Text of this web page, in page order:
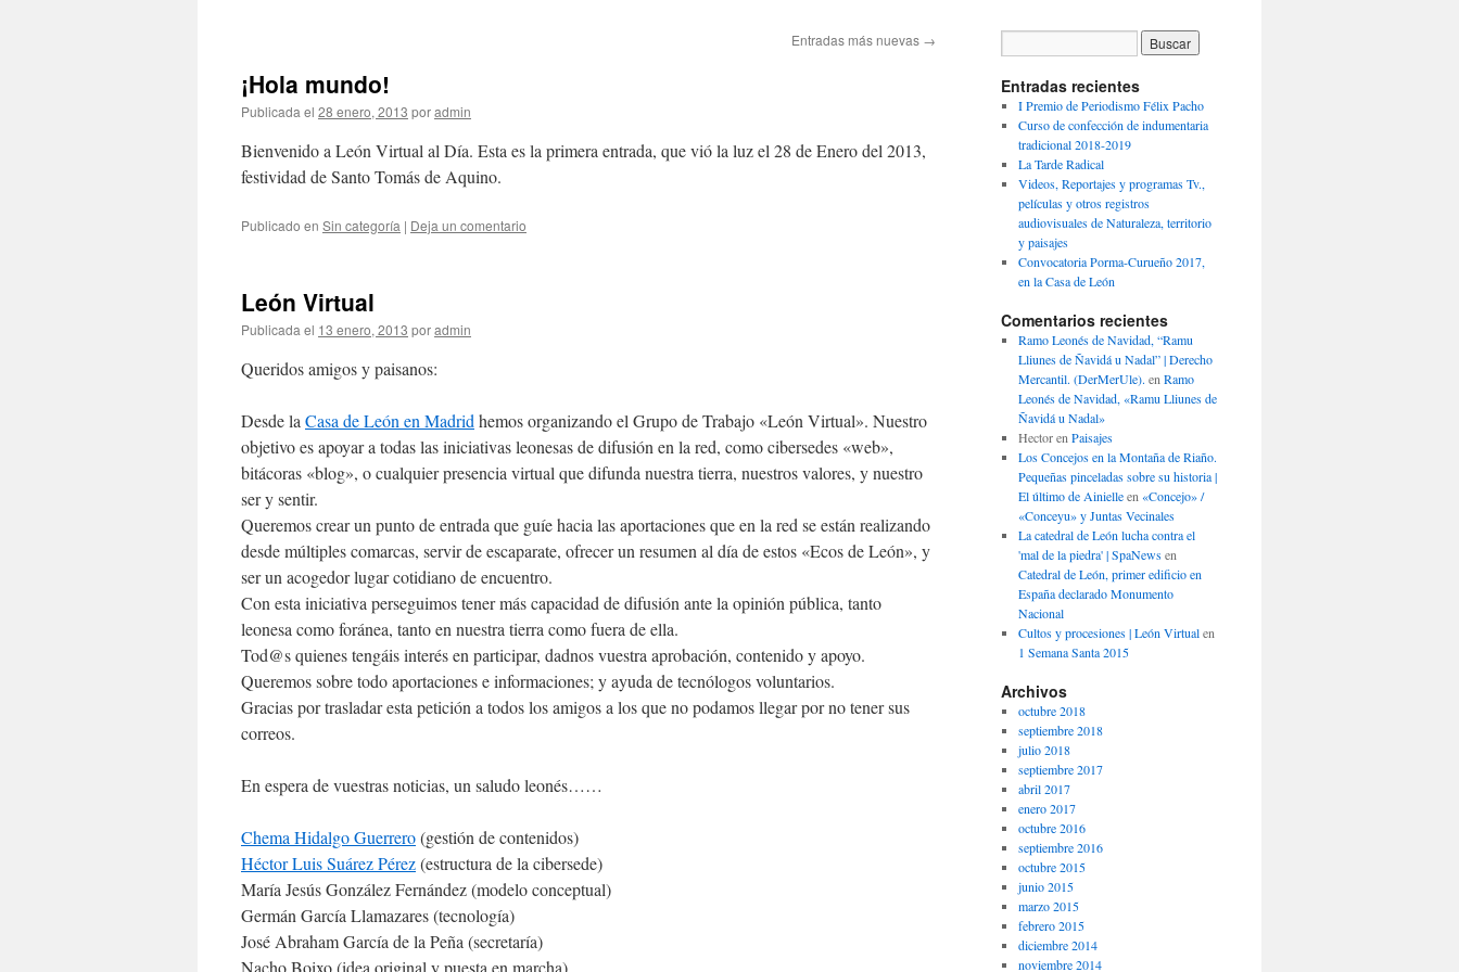
Entradas más nuevas →
¡Hola mundo!
Publicada el 28 enero, 2013 poradmin
Bienvenido a León Virtual al Día. Esta es la primera entrada, que vió la luz el 28 de Enero del 2013,
festividad de Santo Tomás de Aquino.
Publicado en Sin categoría | Deja un comentario
León Virtual
Publicada el 13 enero, 2013 poradmin
Queridos amigos y paisanos:
Desde la Casa de León en Madrid hemos organizando el Grupo de Trabajo «León Virtual». Nuestro
objetivo es apoyar a todas las iniciativas leonesas de difusión en la red, como cibersedes «web»,
bitácoras «blog», o cualquier presencia virtual que difunda nuestra tierra, nuestros valores, y nuestro
ser y sentir.
Queremos crear un punto de entrada que guíe hacia las aportaciones que en la red se están realizando
desde múltiples comarcas, servir de escaparate, ofrecer un resumen al día de estos «Ecos de León», y
ser un acogedor lugar cotidiano de encuentro.
Con esta iniciativa perseguimos tener más capacidad de difusión ante la opinión pública, tanto
leonesa como foránea, tanto en nuestra tierra como fuera de ella.
Tod@s quienes tengáis interés en participar, dadnos vuestra aprobación, contenido y apoyo.
Queremos sobre todo aportaciones e informaciones; y ayuda de tecnólogos voluntarios.
Gracias por trasladar esta petición a todos los amigos a los que no podamos llegar por no tener sus
correos.
En espera de vuestras noticias, un saludo leonés……
Chema Hidalgo Guerrero(gestión de contenidos)
Héctor Luis Suárez Pérez(estructura de la cibersede)
María Jesús González Fernández (modelo conceptual)
Germán García Llamazares (tecnología)
José Abraham García de la Peña (secretaría)
Nacho Boixo (idea original y puesta en marcha)
Entradas recientes
I Premio de Periodismo Félix Pacho
Curso de confección de indumentaria
tradicional 2018-2019
La Tarde Radical
Videos, Reportajes y programas Tv.,
películas y otros registros
audiovisuales de Naturaleza, territorio
y paisajes
Convocatoria Porma-Curueño 2017,
en la Casa de León
Comentarios recientes
Ramo Leonés de Navidad, “Ramu
Lliunes de Ñavidá u Nadal” | Derecho
Mercantil. (DerMerUle). en Ramo
Leonés de Navidad, «Ramu Lliunes de
Ñavidá u Nadal»
Hectoren Paisajes
Los Concejos en la Montaña de Riaño.
Pequeñas pinceladas sobre su historia |
El último de Ainielleen «Concejo» /
«Conceyu» y Juntas Vecinales
La catedral de León lucha contra el
'mal de la piedra' | SpaNewsen
Catedral de León, primer edificio en
España declarado Monumento
Nacional
Cultos y procesiones | León Virtualen
1 Semana Santa 2015
Archivos
octubre 2018
septiembre 2018
julio 2018
septiembre 2017
abril 2017
enero 2017
octubre 2016
septiembre 2016
octubre 2015
junio 2015
marzo 2015
febrero 2015
diciembre 2014
noviembre 2014